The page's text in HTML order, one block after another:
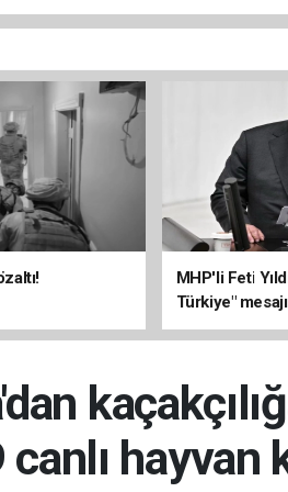
MHP'li Feti
Türkiye"
kalıcı sonuç
hayvan